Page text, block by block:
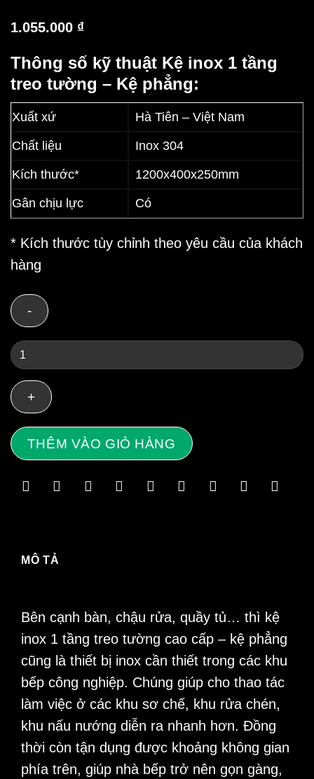
1.055.000 ₫
Thông số kỹ thuật Kệ inox 1 tầng
treo tường – Kệ phẳng:
Xuất xứ Hà Tiên – Việt Nam
Chất liệu Inox 304
Kích thước* 1200x400x250mm
Gân chịu lực Có
* Kích thước tùy chỉnh theo yêu cầu của khách
hàng
Kệ
Inox
1
Tầng
Treo
Tường
Cấp
số
THÊM VÀO GIỎ HÀNG
MÔ TẢ
Bên cạnh bàn, chậu rửa, quầy tủ… thì kệ
inox 1 tầng treo tường cao cấp – kệ phẳng
cũng là thiết bị inox cần thiết trong các khu
bếp công nghiệp. Chúng giúp cho thao tác
làm việc ở các khu sơ chế, khu rửa chén,
khu nấu nướng diễn ra nhanh hơn. Đồng
thời còn tận dụng được khoảng không gian
phía trên, giúp nhà bếp trở nên gọn gàng,